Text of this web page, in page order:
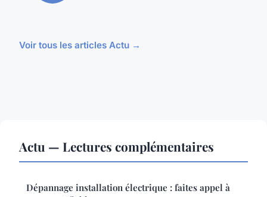
Voir tous les articles Actu →
Actu — Lectures complémentaires
Dépannage installation électrique : faites appel à